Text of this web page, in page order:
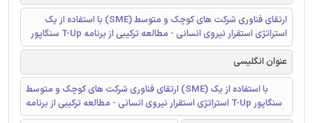
ارتقای فناوری شرکت های کوچک و متوسط (SME) با استفاده از یک
استراتژی استقرار نیروی انسانی - مطالعه ترکیبی از برنامه T-Up سنگاپور
عنوان انگلیسی
ارتقای فناوری شرکت های کوچک و متوسط (SME) با استفاده از یک
استراتژی استقرار نیروی انسانی - مطالعه ترکیبی از برنامه T-Up سنگاپور